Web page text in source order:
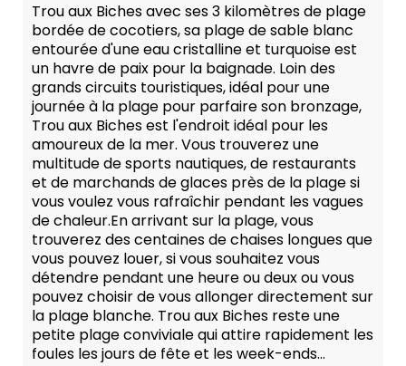
Trou aux Biches avec ses 3 kilomètres de plage
bordée de cocotiers, sa plage de sable blanc
entourée d'une eau cristalline et turquoise est
un havre de paix pour la baignade. Loin des
grands circuits touristiques, idéal pour une
journée à la plage pour parfaire son bronzage,
Trou aux Biches est l'endroit idéal pour les
amoureux de la mer. Vous trouverez une
multitude de sports nautiques, de restaurants
et de marchands de glaces près de la plage si
vous voulez vous rafraîchir pendant les vagues
de chaleur.En arrivant sur la plage, vous
trouverez des centaines de chaises longues que
vous pouvez louer, si vous souhaitez vous
détendre pendant une heure ou deux ou vous
pouvez choisir de vous allonger directement sur
la plage blanche. Trou aux Biches reste une
petite plage conviviale qui attire rapidement les
foules les jours de fête et les week-ends...